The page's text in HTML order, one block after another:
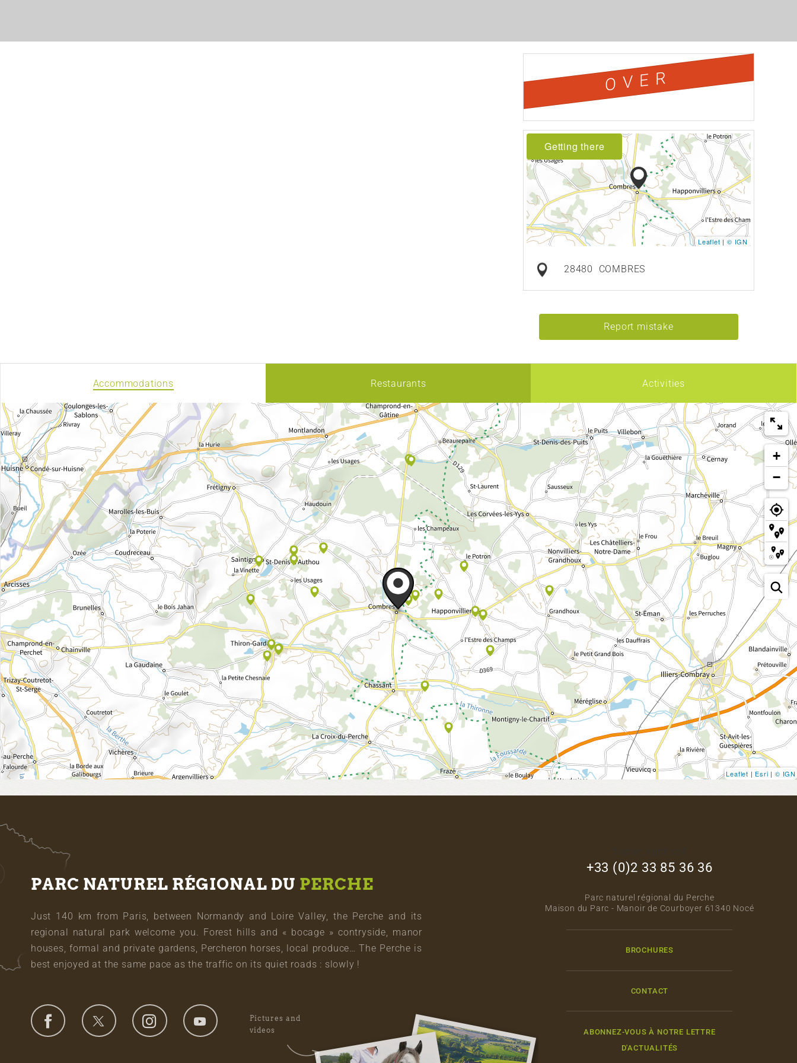
OVER
Getting there
Leaflet | © IGN
28480 COMBRES
Report mistake
Accommodations Restaurants Activities
+
−
Leaflet | Esri | © IGN
PARC NATUREL RÉGIONAL DU PERCHE
Just 140 km from Paris, between Normandy and Loire Valley, the Perche and its
regional natural park welcome you. Forest hills and « bocage » contryside, manor
houses, formal and private gardens, Percheron horses, local produce… The Perche is
best enjoyed at the same pace as the traffic on its quiet roads : slowly !
Pictures and
videos
+33 (0)2 33 85 36 36
Parc naturel régional du Perche
Maison du Parc - Manoir de Courboyer 61340 Nocé
BROCHURES
CONTACT
ABONNEZ-VOUS À NOTRE LETTRE
D'ACTUALITÉS